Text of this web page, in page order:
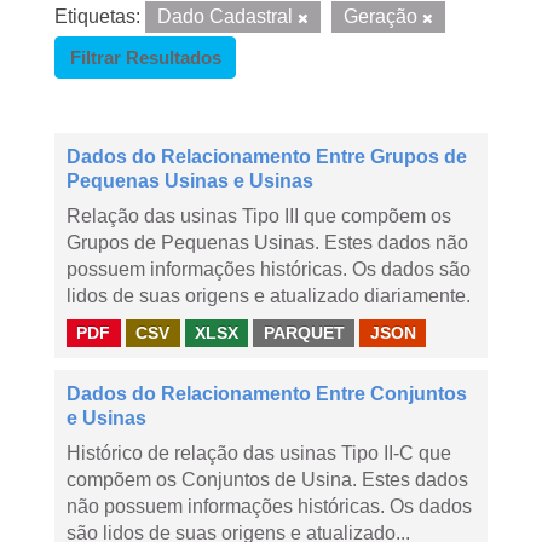
Etiquetas: Dado Cadastral
Geração
Filtrar Resultados
Dados do Relacionamento Entre Grupos de
Pequenas Usinas e Usinas
Relação das usinas Tipo III que compõem os
Grupos de Pequenas Usinas. Estes dados não
possuem informações históricas. Os dados são
lidos de suas origens e atualizado diariamente.
PDF CSV XLSX PARQUET JSON
Dados do Relacionamento Entre Conjuntos
e Usinas
Histórico de relação das usinas Tipo II-C que
compõem os Conjuntos de Usina. Estes dados
não possuem informações históricas. Os dados
são lidos de suas origens e atualizado...